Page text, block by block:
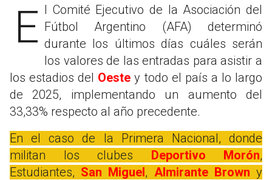
El Comité Ejecutivo de la Asociación del Fútbol Argentino (AFA) determinó
durante los últimos días cuáles serán
los valores de las entradas para asistir a
los estadios del Oeste y todo el país a lo largo
de 2025, implementando un aumento del
33,33% respecto al año precedente.
En el caso de la Primera Nacional, donde
militan los clubes Deportivo Morón,
Estudiantes, San Miguel, Almirante Brown y